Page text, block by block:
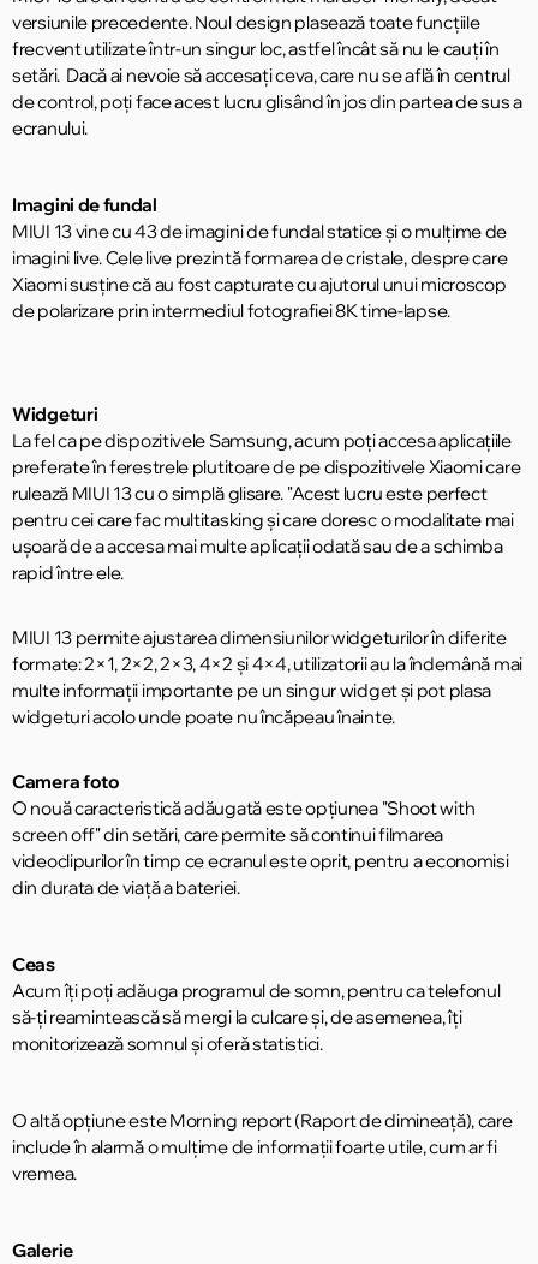
versiunile precedente. Noul design plasează toate funcțiile
frecvent utilizate într-un singur loc, astfel încât să nu le cauți în
setări. Dacă ai nevoie să accesați ceva, care nu se află în centrul
de control, poți face acest lucru glisând în jos din partea de sus a
ecranului.
Imagini de fundal
MIUI 13 vine cu 43 de imagini de fundal statice și o mulțime de
imagini live. Cele live prezintă formarea de cristale, despre care
Xiaomi susține că au fost capturate cu ajutorul unui microscop
de polarizare prin intermediul fotografiei 8K time-lapse.
Widgeturi
La fel ca pe dispozitivele Samsung, acum poți accesa aplicațiile
preferate în ferestrele plutitoare de pe dispozitivele Xiaomi care
rulează MIUI 13 cu o simplă glisare. "Acest lucru este perfect
pentru cei care fac multitasking și care doresc o modalitate mai
ușoară de a accesa mai multe aplicații odată sau de a schimba
rapid între ele.
MIUI 13 permite ajustarea dimensiunilor widgeturilor în diferite
formate: 2×1, 2×2, 2×3, 4×2 și 4×4, utilizatorii au la îndemână mai
multe informații importante pe un singur widget și pot plasa
widgeturi acolo unde poate nu încăpeau înainte.
Camera foto
O nouă caracteristică adăugată este opțiunea "Shoot with
screen off" din setări, care permite să continui filmarea
videoclipurilor în timp ce ecranul este oprit, pentru a economisi
din durata de viață a bateriei.
Ceas
Acum îți poți adăuga programul de somn, pentru ca telefonul
să-ți reamintească să mergi la culcare și, de asemenea, îți
monitorizează somnul și oferă statistici.
O altă opțiune este Morning report (Raport de dimineață), care
include în alarmă o mulțime de informații foarte utile, cum ar fi
vremea.
Galerie